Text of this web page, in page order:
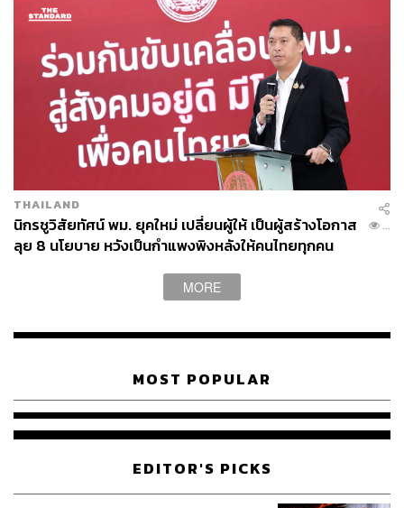
THAILAND
นิกรชูวิสัยทัศน์ พม. ยุคใหม่ เปลี่ยนผู้ให้ เป็นผู้สร้างโอกาส
ลุย 8 นโยบาย หวังเป็นกำแพงพิงหลังให้คนไทยทุกคน
...
MORE
MOST POPULAR
EDITOR'S PICKS